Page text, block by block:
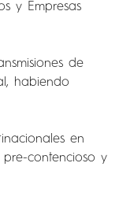
y Empresas
de
habiendo
en
contencioso y